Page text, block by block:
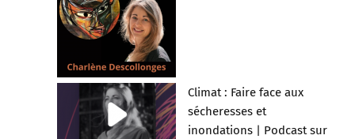
Climat : Faire face aux
sécheresses et
inondations | Podcast sur